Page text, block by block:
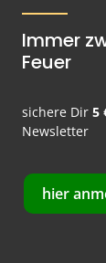
Immer
Feuer
sichere Dir5
Newsletter
hier